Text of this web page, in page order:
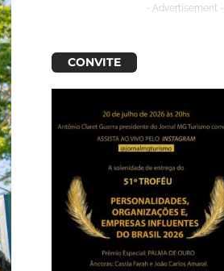
- Advertisement -
CONVITE